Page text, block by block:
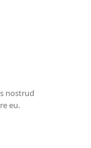
nostrud
eu.